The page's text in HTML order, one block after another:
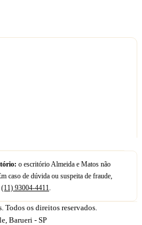
o escritório Almeida e Matos não
caso de dúvida ou suspeita de fraude,
(11) 93004-4411
os direitos reservados.
Barueri - SP